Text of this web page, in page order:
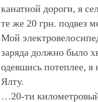
канатной дороги, я
те же 20 грн. подвез
Мой
заряда должно было
одевшись потеплее, я
Ялту.
…20-ти